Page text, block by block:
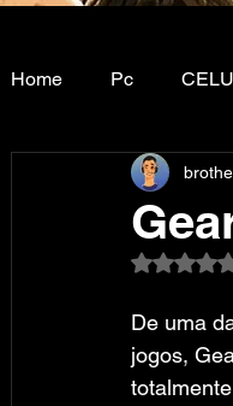
Home Pc
Emuladores
De uma
jogos,